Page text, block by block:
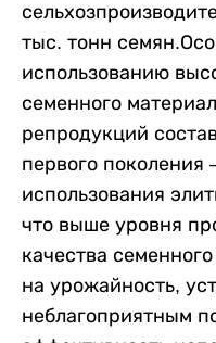
тыс. тонн
использованию
семенного
репродукций
первого поколения
использования
что выше уровня
качества
на урожайность,
неблагоприятным